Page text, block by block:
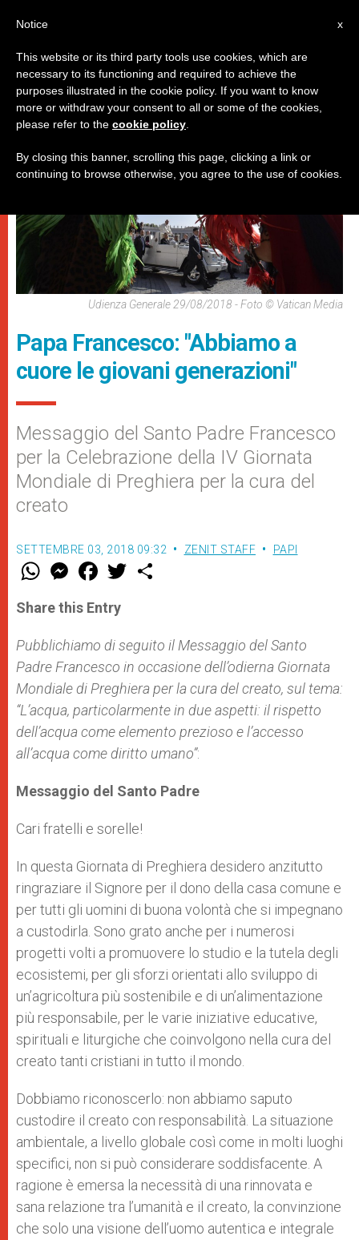
PAPI
Udienza Generale 29/08/2018 - Foto © Vatican Media
Papa Francesco: "Abbiamo a
cuore le giovani generazioni"
Messaggio del Santo Padre Francesco
per la Celebrazione della IV Giornata
Mondiale di Preghiera per la cura del
creato
SETTEMBRE 03, 2018 09:32 ZENIT STAFF PAPI
W
t
s
p
p
M
e
s
e
g
e
r
F
a
e
b
o
k
w
r
Share this Entry
Pubblichiamo di seguito il Messaggio del Santo
Padre Francesco in occasione dell’odierna Giornata
Mondiale di Preghiera per la cura del creato, sul tema:
“L’acqua, particolarmente in due aspetti: il rispetto
dell’acqua come elemento prezioso e l’accesso
all’acqua come diritto umano”:
Messaggio del Santo Padre
Cari fratelli e sorelle!
In questa Giornata di Preghiera desidero anzitutto
ringraziare il Signore per il dono della casa comune e
per tutti gli uomini di buona volontà che si impegnano
a custodirla. Sono grato anche per i numerosi
progetti volti a promuovere lo studio e la tutela degli
ecosistemi, per gli sforzi orientati allo sviluppo di
un’agricoltura più sostenibile e di un’alimentazione
più responsabile, per le varie iniziative educative,
spirituali e liturgiche che coinvolgono nella cura del
creato tanti cristiani in tutto il mondo.
Dobbiamo riconoscerlo: non abbiamo saputo
custodire il creato con responsabilità. La situazione
ambientale, a livello globale così come in molti luoghi
specifici, non si può considerare soddisfacente. A
ragione è emersa la necessità di una rinnovata e
sana relazione tra l’umanità e il creato, la convinzione
che solo una visione dell’uomo autentica e integrale
x
Notice
This website or its third party tools use cookies, which are
necessary to its functioning and required to achieve the
purposes illustrated in the cookie policy. If you want to know
more or withdraw your consent to all or some of the cookies,
please refer to the cookie policy
By closing this banner, scrolling this page, clicking a link or
continuing to browse otherwise, you agree to the use of cookies.